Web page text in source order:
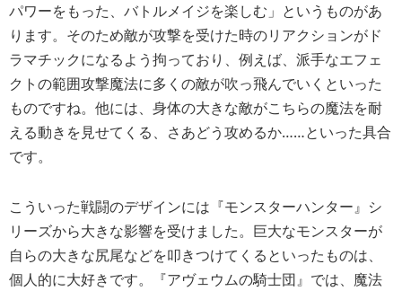
パワーをもった、バトルメイジを楽しむ」というものがあ
ります。そのため敵が攻撃を受けた時のリアクションがド
ラマチックになるよう拘っており、例えば、派手なエフェ
クトの範囲攻撃魔法に多くの敵が吹っ飛んでいくといった
ものですね。他には、身体の大きな敵がこちらの魔法を耐
える動きを見せてくる、さあどう攻めるか……といった具合
です。
こういった戦闘のデザインには『モンスターハンター』シ
リーズから大きな影響を受けました。巨大なモンスターが
自らの大きな尻尾などを叩きつけてくるといったものは、
個人的に大好きです。『アヴェウムの騎士団』では、魔法